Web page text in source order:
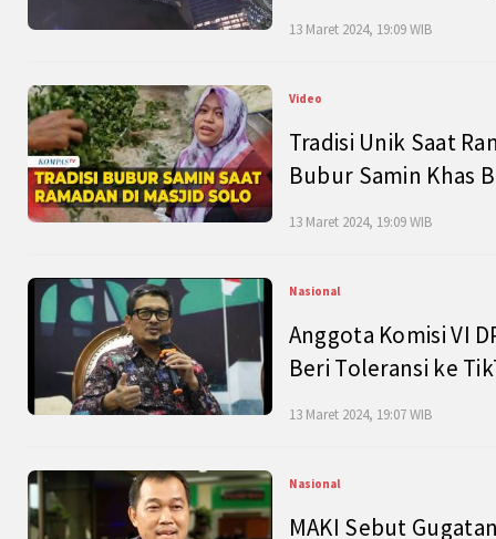
13 Maret 2024, 19:09 WIB
Video
Tradisi Unik Saat
Bubur Samin Khas
13 Maret 2024, 19:09 WIB
Nasional
Anggota Komisi VI
Beri Toleransi ke
13 Maret 2024, 19:07 WIB
Nasional
MAKI Sebut